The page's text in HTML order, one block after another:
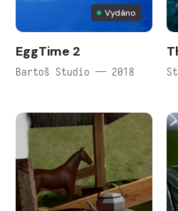
Vydáno
EggTime 2
Bartoš Studio — 2018